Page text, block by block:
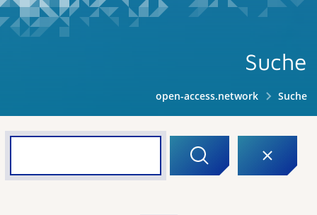
Suche
open-access.network Suche